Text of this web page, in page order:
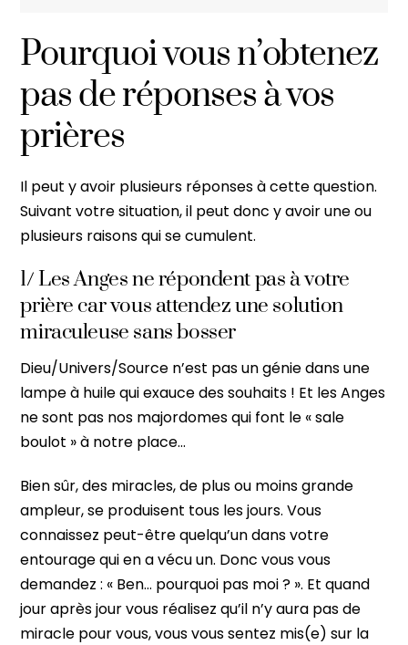
Pourquoi vous n’obtenez
pas de réponses à vos
prières
Il peut y avoir plusieurs réponses à cette question.
Suivant votre situation, il peut donc y avoir une ou
plusieurs raisons qui se cumulent.
1/ Les Anges ne répondent pas à votre
prière car vous attendez une solution
miraculeuse sans bosser
Dieu/Univers/Source n’est pas un génie dans une
lampe à huile qui exauce des souhaits ! Et les Anges
ne sont pas nos majordomes qui font le « sale
boulot » à notre place…
Bien sûr, des miracles, de plus ou moins grande
ampleur, se produisent tous les jours. Vous
connaissez peut-être quelqu’un dans votre
entourage qui en a vécu un. Donc vous vous
demandez : « Ben… pourquoi pas moi ? ». Et quand
jour après jour vous réalisez qu’il n’y aura pas de
miracle pour vous, vous vous sentez mis(e) sur la